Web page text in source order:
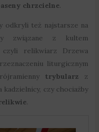
chrzcielne.
odkryli też najstarsze na
związane z kultem
relikwiarz Drzewa
liturgicznym
trybularz z
czy chociażby
.